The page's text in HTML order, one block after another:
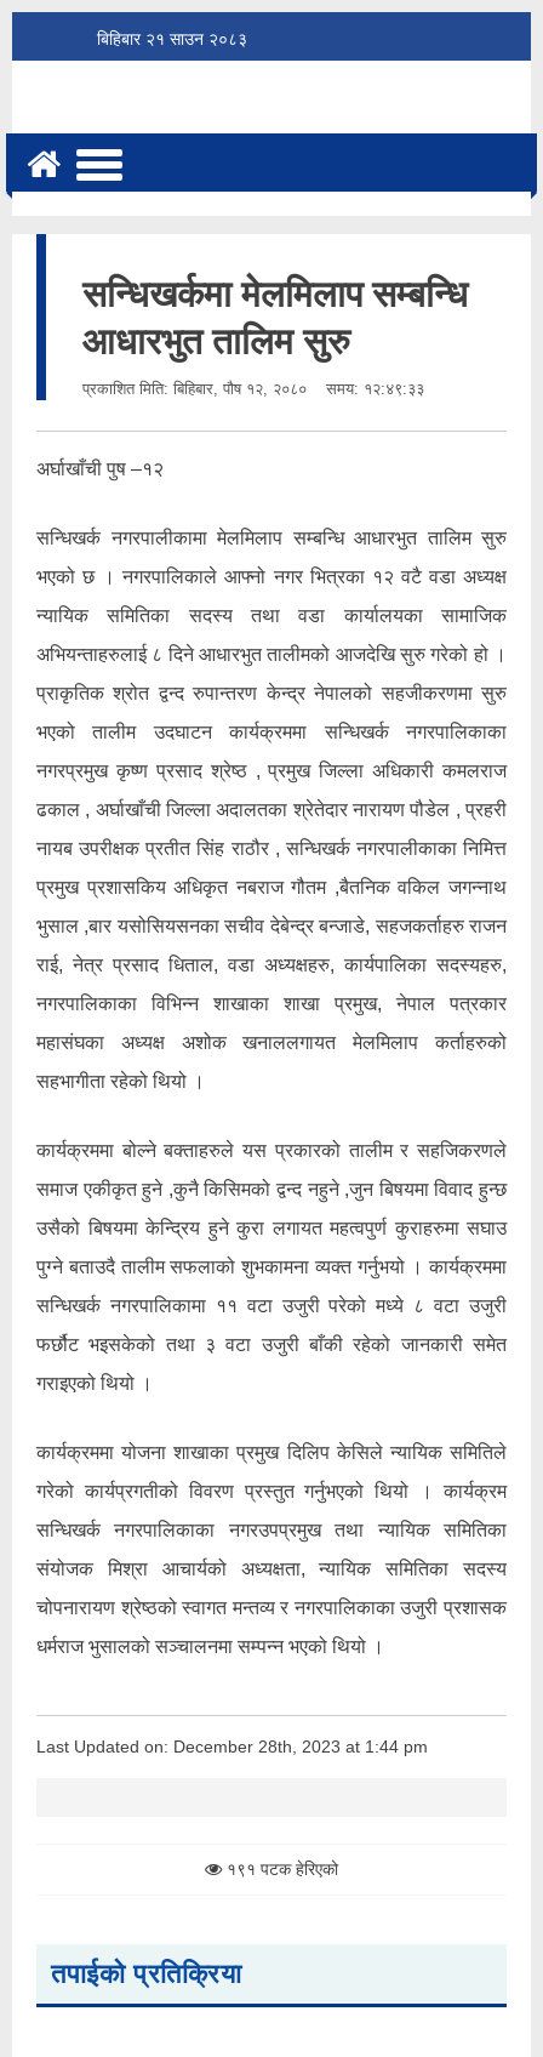
बिहिबार २१ साउन २०८३
सन्धिखर्कमा मेलमिलाप सम्बन्धि
आधारभुत तालिम सुरु
प्रकाशित मिति: बिहिबार, पौष १२, २०८० समय: १२:४९:३३
अर्घाखाँची पुष –१२
सन्धिखर्क नगरपालीकामा मेलमिलाप सम्बन्धि आधारभुत तालिम सुरु
भएको छ । नगरपालिकाले आफ्नो नगर भित्रका १२ वटै वडा अध्यक्ष
न्यायिक समितिका सदस्य तथा वडा कार्यालयका सामाजिक
अभियन्ताहरुलाई ८ दिने आधारभुत तालीमको आजदेखि सुरु गरेको हो ।
प्राकृतिक श्रोत द्वन्द रुपान्तरण केन्द्र नेपालको सहजीकरणमा सुरु
भएको तालीम उदघाटन कार्यक्रममा सन्धिखर्क नगरपालिकाका
नगरप्रमुख कृष्ण प्रसाद श्रेष्ठ , प्रमुख जिल्ला अधिकारी कमलराज
ढकाल , अर्घाखाँची जिल्ला अदालतका श्रेतेदार नारायण पौडेल , प्रहरी
नायब उपरीक्षक प्रतीत सिंह राठौर , सन्धिखर्क नगरपालीकाका निमित्त
प्रमुख प्रशासकिय अधिकृत नबराज गौतम ,बैतनिक वकिल जगन्नाथ
भुसाल ,बार यसोसियसनका सचीव देबेन्द्र बन्जाडे, सहजकर्ताहरु राजन
राई, नेत्र प्रसाद धिताल, वडा अध्यक्षहरु, कार्यपालिका सदस्यहरु,
नगरपालिकाका विभिन्न शाखाका शाखा प्रमुख, नेपाल पत्रकार
महासंघका अध्यक्ष अशोक खनाललगायत मेलमिलाप कर्ताहरुको
सहभागीता रहेको थियो ।
कार्यक्रममा बोल्ने बक्ताहरुले यस प्रकारको तालीम र सहजिकरणले
समाज एकीकृत हुने ,कुनै किसिमको द्वन्द नहुने ,जुन बिषयमा विवाद हुन्छ
उसैको बिषयमा केन्द्रिय हुने कुरा लगायत महत्वपुर्ण कुराहरुमा सघाउ
पुग्ने बताउदै तालीम सफलाको शुभकामना व्यक्त गर्नुभयो । कार्यक्रममा
सन्धिखर्क नगरपालिकामा ११ वटा उजुरी परेको मध्ये ८ वटा उजुरी
फर्छौट भइसकेको तथा ३ वटा उजुरी बाँकी रहेको जानकारी समेत
गराइएको थियो ।
कार्यक्रममा योजना शाखाका प्रमुख दिलिप केसिले न्यायिक समितिले
गरेको कार्यप्रगतीको विवरण प्रस्तुत गर्नुभएको थियो । कार्यक्रम
सन्धिखर्क नगरपालिकाका नगरउपप्रमुख तथा न्यायिक समितिका
संयोजक मिश्रा आचार्यको अध्यक्षता, न्यायिक समितिका सदस्य
चोपनारायण श्रेष्ठको स्वागत मन्तव्य र नगरपालिकाका उजुरी प्रशासक
धर्मराज भुसालको सञ्चालनमा सम्पन्न भएको थियो ।
Last Updated on: December 28th, 2023 at 1:44 pm
१९१ पटक हेरिएको
तपाईको प्रतिक्रिया